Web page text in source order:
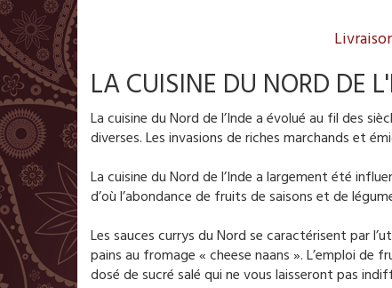
LA CUISINE DU NORD DE
La cuisine du Nord de l’Inde a évolué au fil des
diverses. Les invasions de riches marchands et
La cuisine du Nord de l’Inde a largement été
d’où l’abondance de fruits de saisons et de
Les sauces currys du Nord se caractérisent par
pains au fromage « cheese naans ». L’emploi de
dosé de sucré salé qui ne vous laisseront pas